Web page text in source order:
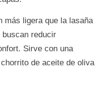
más ligera que la lasaña
reducir
Sirve con una
de aceite de oliva